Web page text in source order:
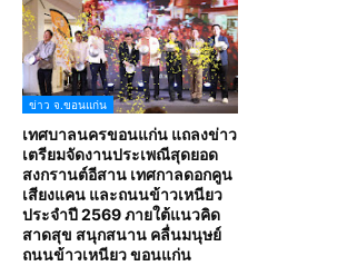
ข่าว จ.ขอนแก่น
เทศบาลนครขอนแก่น แถลงข่าว
เตรียมจัดงานประเพณีสุดยอด
สงกรานต์อีสาน เทศกาลดอกคูน
เสียงแคน และถนนข้าวเหนียว
ประจำปี 2569 ภายใต้แนวคิด
สาดสุข สนุกสนาน คลื่นมนุษย์
ถนนข้าวเหนียว ขอนแก่น